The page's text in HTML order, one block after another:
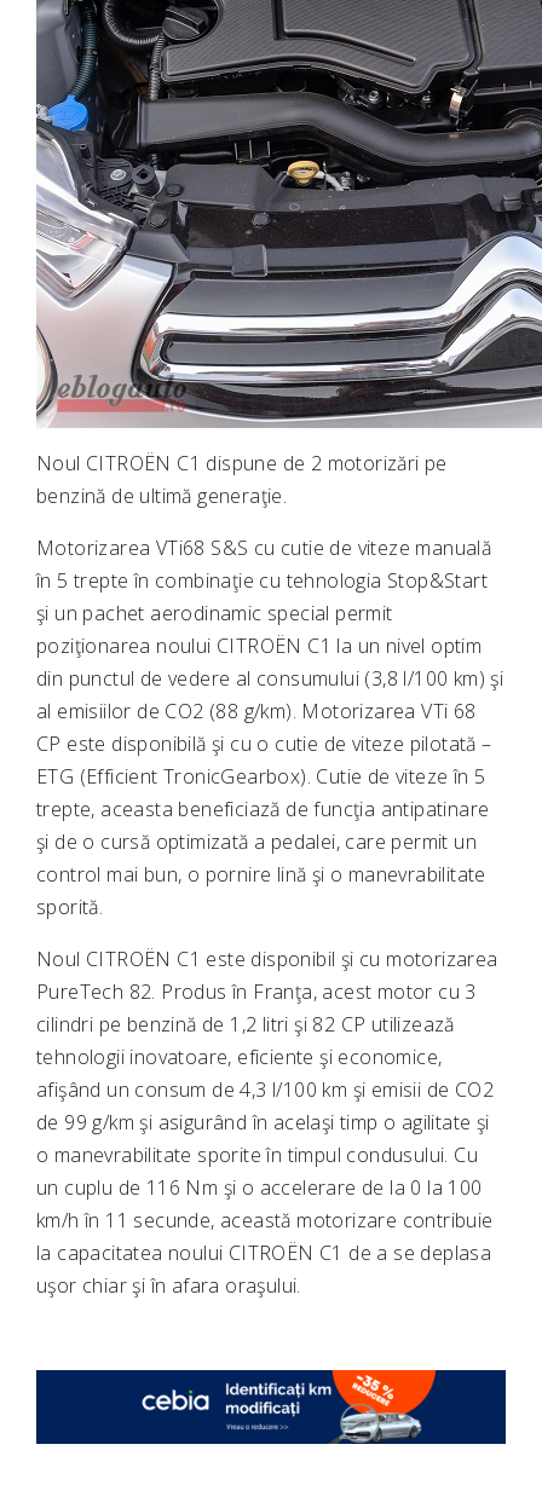
Noul CITROËN C1 dispune de 2 motorizări pe
benzină de ultimă generaţie.
Motorizarea VTi68 S&S cu cutie de viteze manuală
în 5 trepte în combinaţie cu tehnologia Stop&Start
şi un pachet aerodinamic special permit
poziţionarea noului CITROËN C1 la un nivel optim
din punctul de vedere al consumului (3,8 l/100 km) şi
al emisiilor de CO2 (88 g/km). Motorizarea VTi 68
CP este disponibilă şi cu o cutie de viteze pilotată –
ETG (Efficient TronicGearbox). Cutie de viteze în 5
trepte, aceasta beneficiază de funcţia antipatinare
şi de o cursă optimizată a pedalei, care permit un
control mai bun, o pornire lină şi o manevrabilitate
sporită.
Noul CITROËN C1 este disponibil şi cu motorizarea
PureTech 82. Produs în Franţa, acest motor cu 3
cilindri pe benzină de 1,2 litri şi 82 CP utilizează
tehnologii inovatoare, eficiente şi economice,
afişând un consum de 4,3 l/100 km şi emisii de CO2
de 99 g/km şi asigurând în acelaşi timp o agilitate şi
o manevrabilitate sporite în timpul condusului. Cu
un cuplu de 116 Nm şi o accelerare de la 0 la 100
km/h în 11 secunde, această motorizare contribuie
la capacitatea noului CITROËN C1 de a se deplasa
uşor chiar şi în afara oraşului.